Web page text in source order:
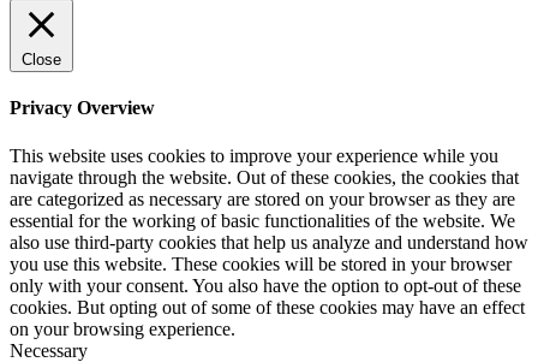
Close
Privacy Overview
This website uses cookies to improve your experience while you
navigate through the website. Out of these cookies, the cookies that
are categorized as necessary are stored on your browser as they are
essential for the working of basic functionalities of the website. We
also use third-party cookies that help us analyze and understand how
you use this website. These cookies will be stored in your browser
only with your consent. You also have the option to opt-out of these
cookies. But opting out of some of these cookies may have an effect
on your browsing experience.
Necessary